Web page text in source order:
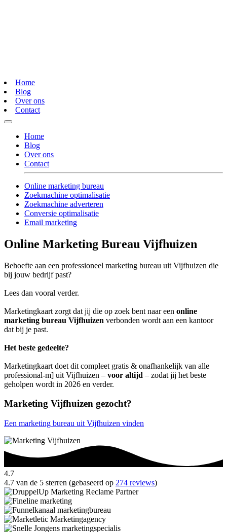
Home
Blog
Over ons
Contact
Home
Blog
Over ons
Contact
Online marketing bureau
Zoekmachine optimalisatie
Zoekmachine adverteren
Conversie optimalisatie
Email marketing
Online Marketing Bureau Vijfhuizen
Behoefte aan een professioneel marketing bureau uit Vijfhuizen die
bij jouw bedrijf past?
Lees dan vooral verder.
Marketingkaart zorgt dat jij die op zoek bent naar een online
marketing bureau Vijfhuizen verbonden wordt aan een kantoor
dat bij je past.
Het beste gedeelte?
Marketingkaart doet dit compleet gratis & onafhankelijk van alle
professional-m] uit Vijfhuizen – voor altijd – zodat jij het beste
geholpen wordt in 2026 en verder.
Marketing Vijfhuizen gezocht?
Een marketing bureau uit Vijfhuizen vinden
4.7
4.7 van de 5 sterren (gebaseerd op 274 reviews)